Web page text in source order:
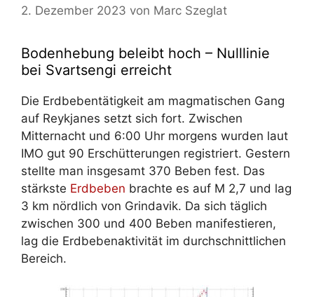
2. Dezember 2023 von Marc Szeglat
Bodenhebung beleibt hoch – Nulllinie
bei Svartsengi erreicht
Die Erdbebentätigkeit am magmatischen Gang
auf Reykjanes setzt sich fort. Zwischen
Mitternacht und 6:00 Uhr morgens wurden laut
IMO gut 90 Erschütterungen registriert. Gestern
stellte man insgesamt 370 Beben fest. Das
stärkste Erdbeben brachte es auf M 2,7 und lag
3 km nördlich von Grindavik. Da sich täglich
zwischen 300 und 400 Beben manifestieren,
lag die Erdbebenaktivität im durchschnittlichen
Bereich.